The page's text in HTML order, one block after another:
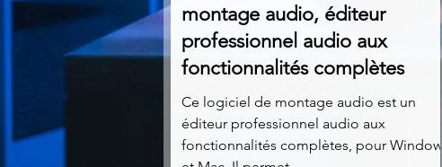
montage audio, éditeur
professionnel audio aux
fonctionnalités complètes
Ce logiciel de montage audio est un
éditeur professionnel audio aux
fonctionnalités complètes, pour Windows